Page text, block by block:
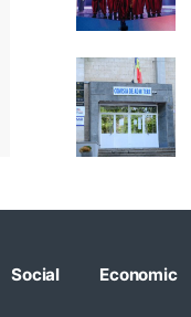
Social Economic